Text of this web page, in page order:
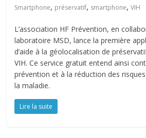
Smartphone, préservatif, smartphone,VIH
L’association HF Prévention, en
laboratoire MSD, lance la première
d’aide à la géolocalisation de
VIH. Ce service gratuit entend ainsi
prévention et à la réduction des
la maladie.
Lire la suite